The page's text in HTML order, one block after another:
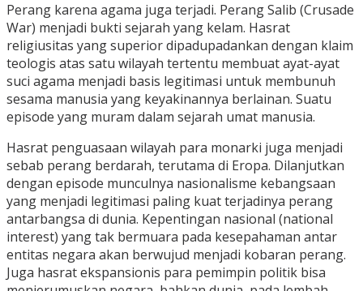
Perang karena agama juga terjadi. Perang Salib (Crusade
War) menjadi bukti sejarah yang kelam. Hasrat
religiusitas yang superior dipadupadankan dengan klaim
teologis atas satu wilayah tertentu membuat ayat-ayat
suci agama menjadi basis legitimasi untuk membunuh
sesama manusia yang keyakinannya berlainan. Suatu
episode yang muram dalam sejarah umat manusia.
Hasrat penguasaan wilayah para monarki juga menjadi
sebab perang berdarah, terutama di Eropa. Dilanjutkan
dengan episode munculnya nasionalisme kebangsaan
yang menjadi legitimasi paling kuat terjadinya perang
antarbangsa di dunia. Kepentingan nasional (national
interest) yang tak bermuara pada kesepahaman antar
entitas negara akan berwujud menjadi kobaran perang.
Juga hasrat ekspansionis para pemimpin politik bisa